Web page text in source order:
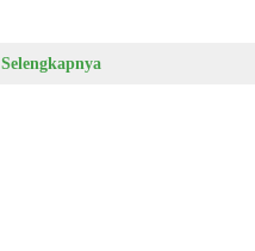
Selengkapnya